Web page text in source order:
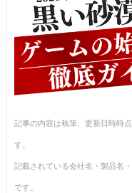
記事の内容は執筆、更新日時時
す。
記載されている会社名・製品名
です。